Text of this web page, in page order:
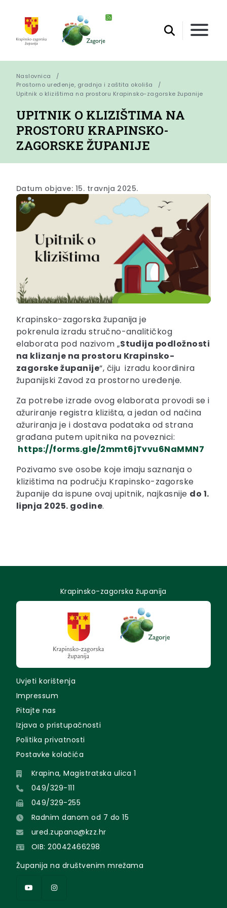
Naslovnica
Prostorno uređenje, gradnja i zaštita okoliša
Upitnik o klizištima na prostoru Krapinsko-zagorske županije
UPITNIK O KLIZIŠTIMA NA
PROSTORU KRAPINSKO-
ZAGORSKE ŽUPANIJE
Datum objave: 15. travnja 2025.
Krapinsko-zagorska županija je
pokrenula izradu stručno-analitičkog
elaborata pod nazivom „Studija podložnosti
na klizanje na prostoru Krapinsko-
zagorske županije“, čiju izradu koordinira
županijski Zavod za prostorno uređenje.
Za potrebe izrade ovog elaborata provodi se i
ažuriranje registra klizišta, a jedan od načina
ažuriranja je i dostava podataka od strana
građana putem upitnika na poveznici:
https://forms.gle/2mmt6jTvvu6NaMMN7
Pozivamo sve osobe koje imaju saznanja o
klizištima na području Krapinsko-zagorske
županije da ispune ovaj upitnik, najkasnije do 1.
lipnja 2025. godine.
Krapinsko-zagorska županija
Uvjeti korištenja
Impressum
Pitajte nas
Izjava o pristupačnosti
Politika privatnosti
Postavke kolačića
Krapina, Magistratska ulica 1
049/329-111
049/329-255
Radnim danom od 7 do 15
ured.zupana@kzz.hr
OIB: 20042466298
Županija na društvenim mrežama